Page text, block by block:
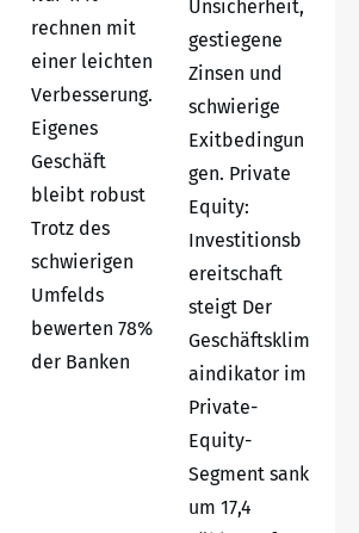
rechnen mit
einer leichten
Verbesserung.
Eigenes
Geschäft
bleibt robust
Trotz des
schwierigen
Umfelds
bewerten 78%
der Banken
Unsicherheit,
gestiegene
Zinsen und
schwierige
Exitbedingun
gen. Private
Equity:
Investitionsb
ereitschaft
steigt Der
Geschäftsklim
aindikator im
Private-
Equity-
Segment sank
um 17,4